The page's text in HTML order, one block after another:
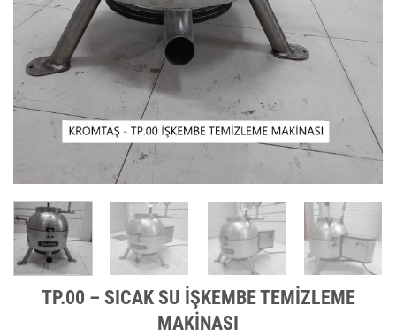
TP.00 – SICAK SU İŞKEMBE TEMİZLEME
MAKİNASI